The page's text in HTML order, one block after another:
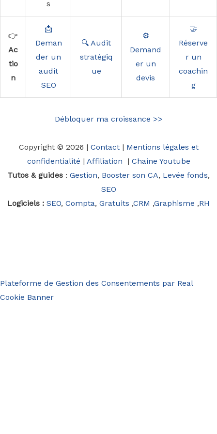
s
👉
Ac
tio
n
📩
Deman
der un
audit
SEO
🔍 Audit
stratégiq
ue
⚙️
Demand
er un
devis
🤝
Réserve
r un
coachin
g
Débloquer ma croissance >>
Copyright © 2026 | Contact| Mentions légales et
confidentialité | Affiliation | Chaine Youtube
Tutos & guides : Gestion, Booster son CA, Levée fonds,
SEO
Logiciels : SEO, Compta, Gratuits ,CRM ,Graphisme ,RH
Plateforme de Gestion des Consentements par Real
Cookie Banner